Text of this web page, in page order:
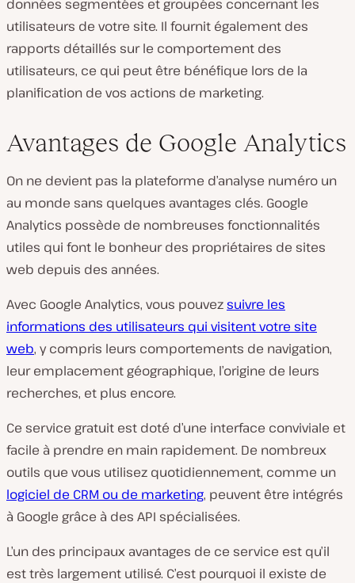
données segmentées et groupées concernant les
utilisateurs de votre site. Il fournit également des
rapports détaillés sur le comportement des
utilisateurs, ce qui peut être bénéfique lors de la
planification de vos actions de marketing.
Avantages de Google Analytics
On ne devient pas la plateforme d’analyse numéro un
au monde sans quelques avantages clés. Google
Analytics possède de nombreuses fonctionnalités
utiles qui font le bonheur des propriétaires de sites
web depuis des années.
Avec Google Analytics, vous pouvezsuivre les
informations des utilisateurs qui visitent votre site
web, y compris leurs comportements de navigation,
leur emplacement géographique, l’origine de leurs
recherches, et plus encore.
Ce service gratuit est doté d’une interface conviviale et
facile à prendre en main rapidement. De nombreux
outils que vous utilisez quotidiennement, comme un
logiciel de CRM ou de marketing, peuvent être intégrés
à Google grâce à des API spécialisées.
L’un des principaux avantages de ce service est qu’il
est très largement utilisé. C’est pourquoi il existe de